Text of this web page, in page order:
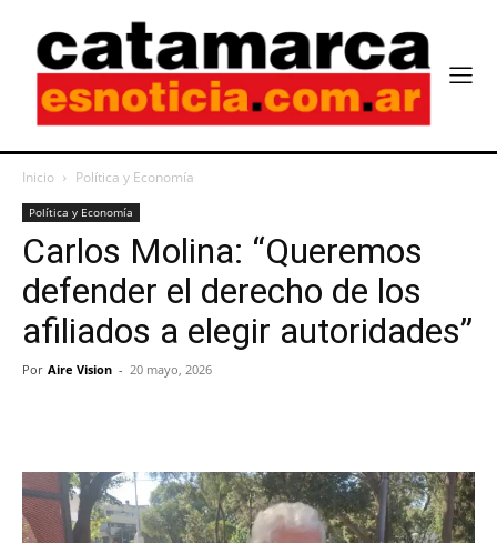
Inicio Política y Economía
Política y Economía
Carlos Molina: “Queremos
defender el derecho de los
afiliados a elegir autoridades”
Por Aire Vision - 20 mayo, 2026